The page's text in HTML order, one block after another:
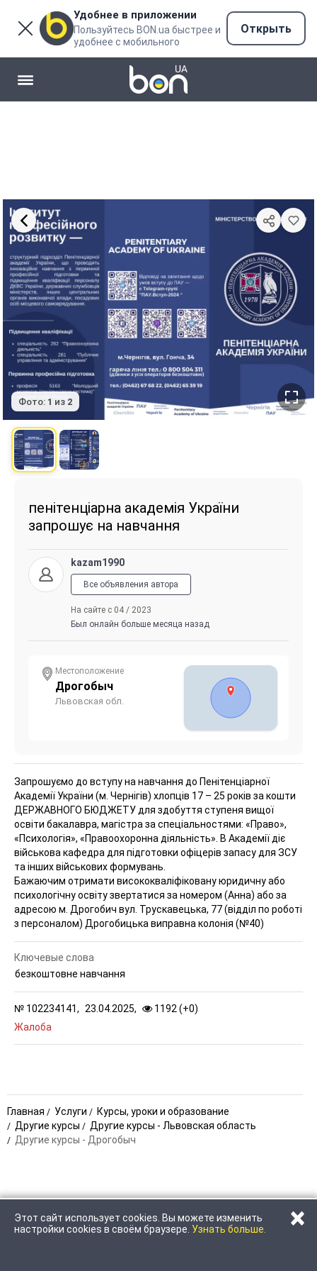
Удобнее в приложении
Пользуйтесь BON.ua быстрее и
удобнее с мобильного
Открыть
Фото: 1 из 2
пенітенціарна академія України
запрошує на навчання
kazam1990
Все объявления автора
На сайте с 04 / 2023
Был онлайн больше месяца назад
Местоположение
Дрогобыч
Львовская обл.
Запрошуємо до вступу на навчання до Пенітенціарної
Академії України (м. Чернігів) хлопців 17 – 25 років за кошти
ДЕРЖАВНОГО БЮДЖЕТУ для здобуття ступеня вищої
освіти бакалавра, магістра за спеціальностями: «Право»,
«Психологія», «Правоохоронна діяльність». В Академії діє
військова кафедра для підготовки офіцерів запасу для ЗСУ
та інших військових формувань.
Бажаючим отримати висококваліфіковану юридичну або
психологічну освіту звертатися за номером (Анна) або за
адресою м. Дрогобич вул. Трускавецька, 77 (відділ по роботі
з персоналом) Дрогобицька виправна колонія (№40)
№ 102234141, 23.04.2025, 1192 (+0)
Жалоба
Ключевые слова
безкоштовне навчання
Главная Услуги
Курсы, уроки и образование
Другие курсы
Другие курсы - Львовская область
Другие курсы - Дрогобыч
Этот сайт использует cookies. Вы можете изменить
настройки cookies в своём браузере. Узнать больше. ×
ПОЗВОНИТЬ НАПИСАТЬ